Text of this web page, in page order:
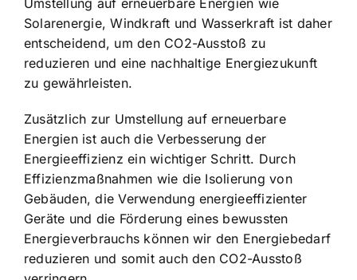
Solarenergie, Windkraft und Wasserkraft ist daher
entscheidend, um den CO2-Ausstoß zu
reduzieren und eine nachhaltige Energiezukunft
zu gewährleisten.
Zusätzlich zur Umstellung auf erneuerbare
Energien ist auch die Verbesserung der
Energieeffizienz ein wichtiger Schritt. Durch
Effizienzmaßnahmen wie die Isolierung von
Gebäuden, die Verwendung energieeffizienter
Geräte und die Förderung eines bewussten
Energieverbrauchs können wir den Energiebedarf
reduzieren und somit auch den CO2-Ausstoß